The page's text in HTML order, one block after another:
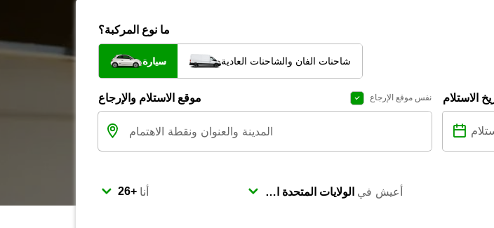
ما نوع المركبة؟
سيارة شاحنات الفان والشاحنات العادية
موقع الاستلام والإرجاع نفس موقع الإرجاع الاستلام
أنا أعيش في